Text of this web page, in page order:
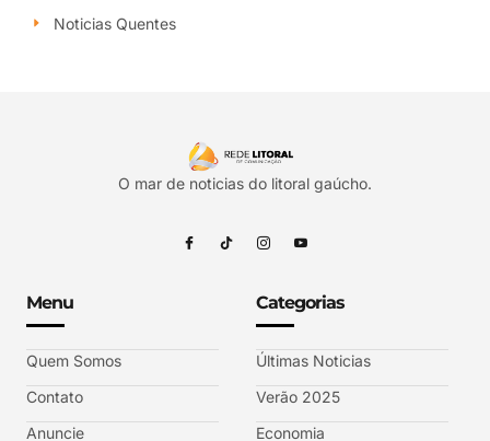
Noticias Quentes
O mar de noticias do litoral gaúcho.
Menu
Quem Somos
Contato
Anuncie
Categorias
Últimas Noticias
Verão 2025
Economia